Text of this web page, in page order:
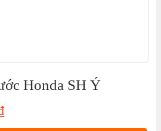
Honda SH Ý